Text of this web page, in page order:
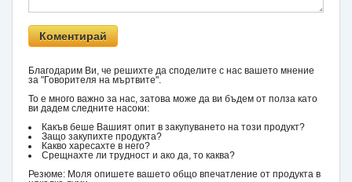
Благодарим Ви, че решихте да споделите с нас вашето мнение
за "Говорителя на мъртвите".
То е много важно за нас, затова може да ви бъдем от полза като
ви дадем следните насоки:
Какъв беше Вашият опит в закупуването на този продукт?
Защо закупихте продукта?
Какво харесахте в него?
Срещнахте ли трудност и ако да, то каква?
Резюме: Моля опишете вашето общо впечатление от продукта в